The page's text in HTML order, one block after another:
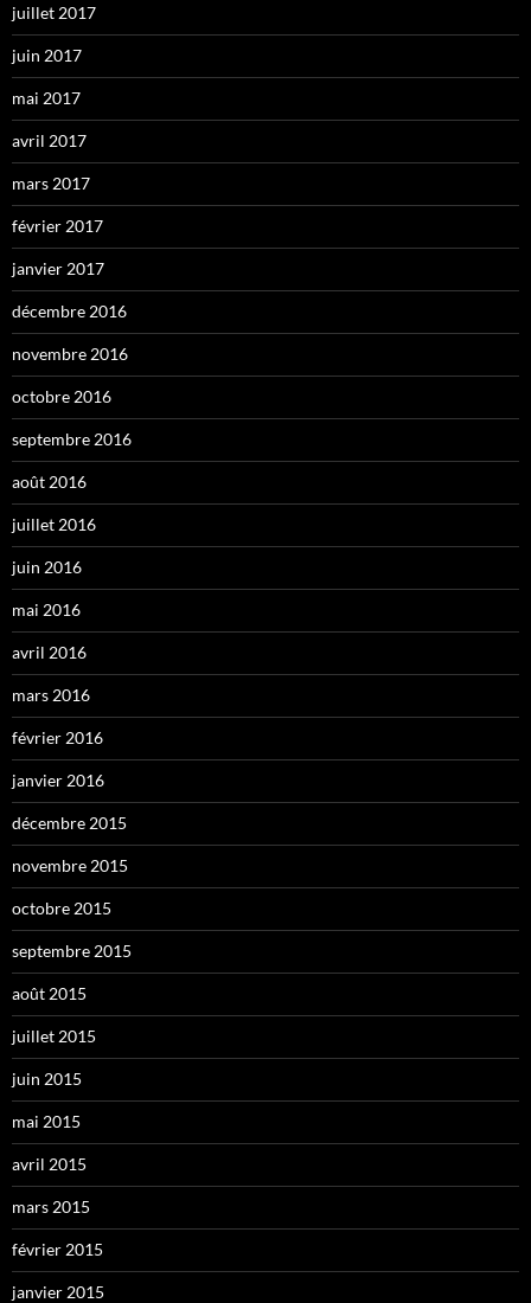
juillet 2017
juin 2017
mai 2017
avril 2017
mars 2017
février 2017
janvier 2017
décembre 2016
novembre 2016
octobre 2016
septembre 2016
août 2016
juillet 2016
juin 2016
mai 2016
avril 2016
mars 2016
février 2016
janvier 2016
décembre 2015
novembre 2015
octobre 2015
septembre 2015
août 2015
juillet 2015
juin 2015
mai 2015
avril 2015
mars 2015
février 2015
janvier 2015